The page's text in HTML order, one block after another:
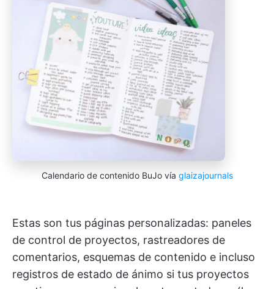
Calendario de contenido BuJo vía glaizajournals
Estas son tus páginas personalizadas: paneles
de control de proyectos, rastreadores de
comentarios, esquemas de contenido e incluso
registros de estado de ánimo si tus proyectos